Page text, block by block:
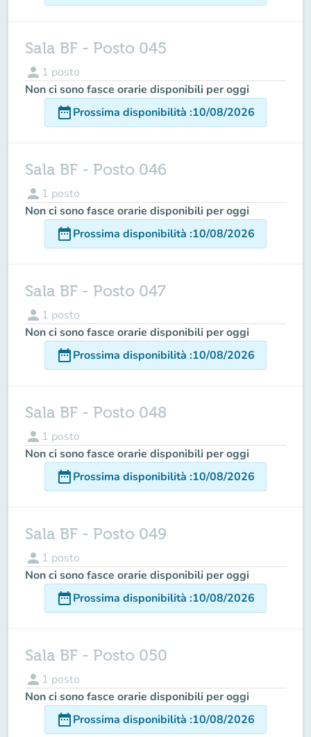
Sala BF - Posto 045
person 1 posto
Non ci sono fasce orarie disponibili per oggi
date_rangeProssima disponibilità :10/08/2026
Sala BF - Posto 046
person 1 posto
Non ci sono fasce orarie disponibili per oggi
date_rangeProssima disponibilità :10/08/2026
Sala BF - Posto 047
person 1 posto
Non ci sono fasce orarie disponibili per oggi
date_rangeProssima disponibilità :10/08/2026
Sala BF - Posto 048
person 1 posto
Non ci sono fasce orarie disponibili per oggi
date_rangeProssima disponibilità :10/08/2026
Sala BF - Posto 049
person 1 posto
Non ci sono fasce orarie disponibili per oggi
date_rangeProssima disponibilità :10/08/2026
Sala BF - Posto 050
person 1 posto
Non ci sono fasce orarie disponibili per oggi
date_rangeProssima disponibilità :10/08/2026